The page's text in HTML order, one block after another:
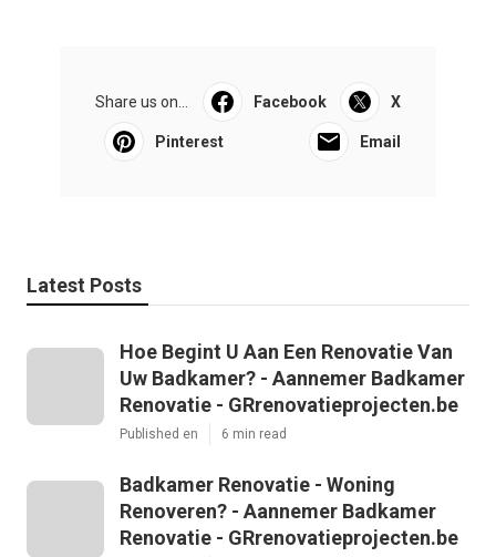
Share us on... Facebook X
Pinterest Email
Latest Posts
Hoe Begint U Aan Een Renovatie Van
Uw Badkamer? - Aannemer Badkamer
Renovatie - GRrenovatieprojecten.be
Published en 6 min read
Badkamer Renovatie - Woning
Renoveren? - Aannemer Badkamer
Renovatie - GRrenovatieprojecten.be